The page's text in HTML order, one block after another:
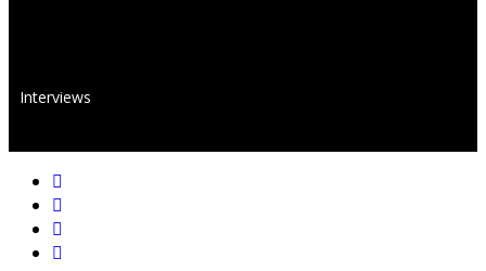
Interviews